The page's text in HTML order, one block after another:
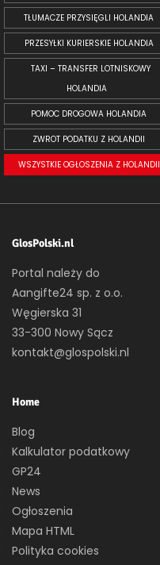
TŁUMACZE PRZYSIĘGLI HOLANDIA
PRZESYŁKI KURIERSKIE HOLANDIA
TAXI – TRANSFER LOTNISKOWY
HOLANDIA
POMOC DROGOWA HOLANDIA
ZWROT PODATKU Z HOLANDII
WSZYSTKIE OGŁOSZENIA Z HOLANDII
GlosPolski.nl
Portal należy do
Aangifte24 sp. z o.o.
Węgierska 31
33-300 Nowy Sącz
kontakt@glospolski.nl
Home
Blog
Kalkulator podatkowy
GP24
News
Ogłoszenia
Mapa HTML
Polityka cookies